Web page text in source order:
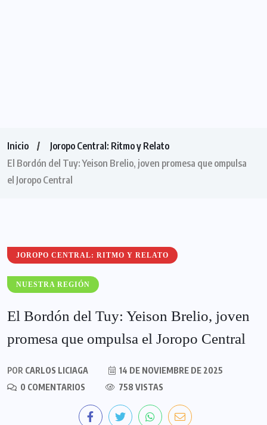
Inicio
Joropo Central: Ritmo y Relato
El Bordón del Tuy: Yeison Brelio, joven promesa que ompulsa
el Joropo Central
JOROPO CENTRAL: RITMO Y RELATO
NUESTRA REGIÓN
El Bordón del Tuy: Yeison Brelio, joven
promesa que ompulsa el Joropo Central
POR CARLOS LICIAGA
14 DE NOVIEMBRE DE 2025
0 COMENTARIOS
758 VISTAS